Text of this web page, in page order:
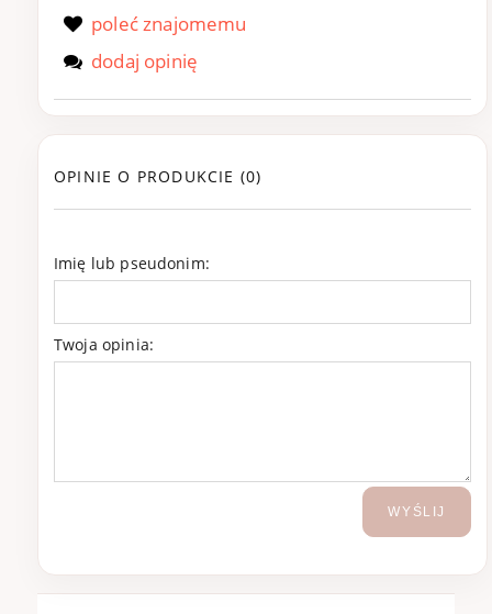
poleć znajomemu
dodaj opinię
OPINIE O PRODUKCIE (0)
Imię lub pseudonim:
Twoja opinia:
WYŚLIJ